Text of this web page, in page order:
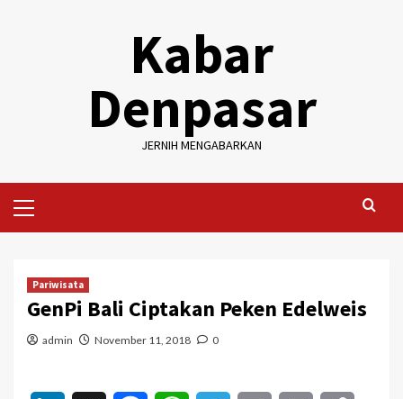
Kabar
Denpasar
JERNIH MENGABARKAN
Menu
Pariwisata
GenPi Bali Ciptakan Peken Edelweis
admin November 11, 2018 0